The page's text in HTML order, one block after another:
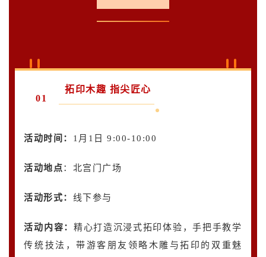
01
拓印木趣 指尖匠心
活动时间： 1月1日 9:00-10:00
活动地点：北宫门广场
活动形式： 线下参与
活动内容： 精心打造沉浸式拓印体验，手把手教学
传统技法，带游客朋友领略木雕与拓印的双重魅